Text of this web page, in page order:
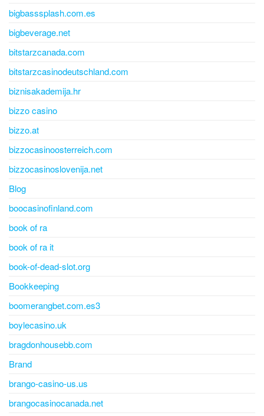
bigbasssplash.com.es
bigbeverage.net
bitstarzcanada.com
bitstarzcasinodeutschland.com
biznisakademija.hr
bizzo casino
bizzo.at
bizzocasinoosterreich.com
bizzocasinoslovenija.net
Blog
boocasinofinland.com
book of ra
book of ra it
book-of-dead-slot.org
Bookkeeping
boomerangbet.com.es3
boylecasino.uk
bragdonhousebb.com
Brand
brango-casino-us.us
brangocasinocanada.net